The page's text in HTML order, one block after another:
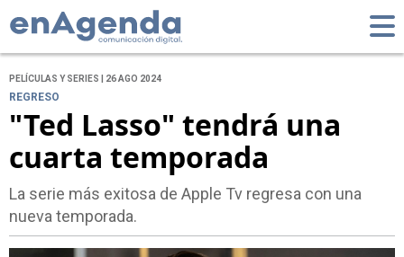
PELÍCULAS Y SERIES | 26 AGO 2024
REGRESO
"Ted Lasso" tendrá una
cuarta temporada
La serie más exitosa de Apple Tv regresa con una
nueva temporada.